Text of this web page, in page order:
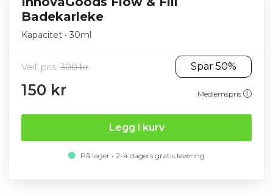
Badekarleke
Kapacitet • 30ml
Veil. pris: 300 kr Spar 50%
150 kr Medlemspris
Legg i kurv
På lager • 2-4 dagers gratis levering